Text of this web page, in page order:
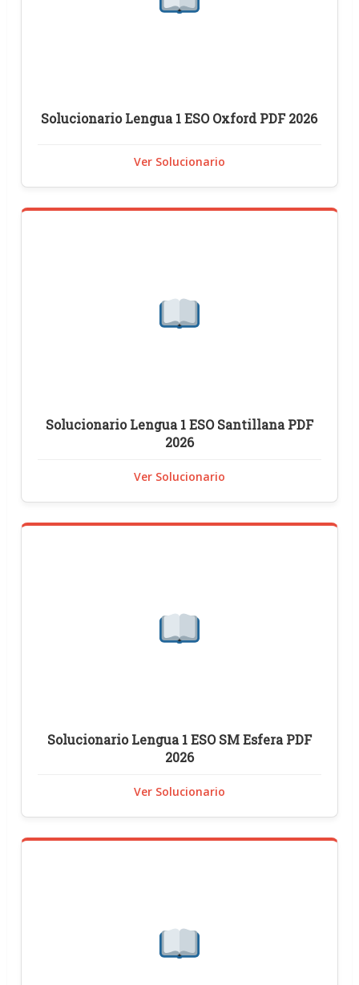
Solucionario Lengua 1 ESO Oxford PDF 2026
Ver Solucionario
Solucionario Lengua 1 ESO Santillana PDF
2026
Ver Solucionario
Solucionario Lengua 1 ESO SM Esfera PDF
2026
Ver Solucionario